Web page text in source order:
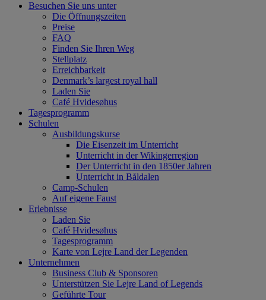
Besuchen Sie uns unter
Die Öffnungszeiten
Preise
FAQ
Finden Sie Ihren Weg
Stellplatz
Erreichbarkeit
Denmark’s largest royal hall
Laden Sie
Café Hvidesøhus
Tagesprogramm
Schulen
Ausbildungskurse
Die Eisenzeit im Unterricht
Unterricht in der Wikingerregion
Der Unterricht in den 1850er Jahren
Unterricht in Båldalen
Camp-Schulen
Auf eigene Faust
Erlebnisse
Laden Sie
Café Hvidesøhus
Tagesprogramm
Karte von Lejre Land der Legenden
Unternehmen
Business Club & Sponsoren
Unterstützen Sie Lejre Land of Legends
Geführte Tour